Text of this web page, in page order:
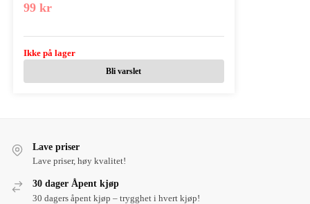
99 kr
Ikke på lager
Bli varslet
Lave priser
Lave priser, høy kvalitet!
30 dager Åpent kjøp
30 dagers åpent kjøp – trygghet i hvert kjøp!